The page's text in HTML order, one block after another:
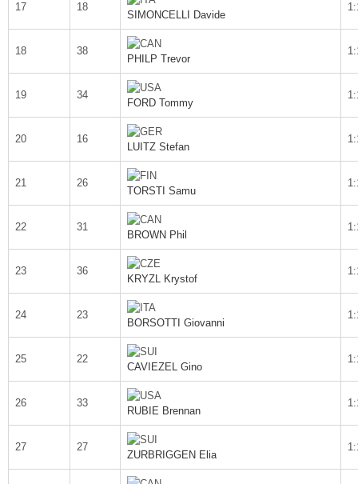
17 18
SIMONCELLI Davide
18 38
PHILP Trevor
19 34
FORD Tommy
20 16
LUITZ Stefan
21 26
TORSTI Samu
22 31
BROWN Phil
23 36
KRYZL Krystof
24 23
BORSOTTI Giovanni
25 22
CAVIEZEL Gino
26 33
RUBIE Brennan
27 27
ZURBRIGGEN Elia